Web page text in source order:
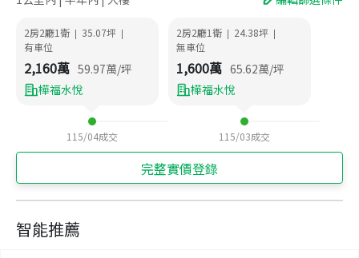
2房2廳1衛 | 35.07坪 |
有車位
2,160萬 59.97萬/坪
樺福水悅
115/04成交
2房2廳1衛 | 24.38坪 |
無車位
1,600萬 65.62萬/坪
樺福水悅
115/03成交
完整實價登錄
智能推薦